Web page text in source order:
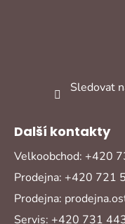
Sledovat
Další kontakty
Velkoobchod: +420
Prodejna: +420 721
Prodejna:
Servis: +420 731